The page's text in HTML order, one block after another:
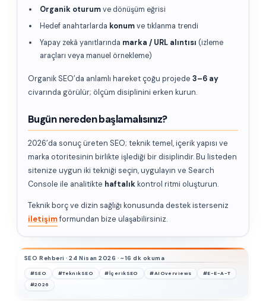
Organik oturumve dönüşüm eğrisi
Hedef anahtarlarda konumve tıklanma trendi
Yapay zekâ yanıtlarında marka / URL alıntısı (izleme
araçları veya manuel örnekleme)
Organik SEO’da anlamlı hareket çoğu projede 3–6 ay
civarında görülür; ölçüm disiplinini erken kurun.
Bugün nereden başlamalısınız?
2026’da sonuç üreten SEO; teknik temel, içerik yapısı ve
marka otoritesinin birlikte işlediği bir disiplindir. Bu listeden
sitenize uygun iki tekniği seçin, uygulayın ve Search
Console ile analitikte haftalıkkontrol ritmi oluşturun.
Teknik borç ve dizin sağlığı konusunda destek isterseniz
iletişimformundan bize ulaşabilirsiniz.
SEO Rehberi · 24 Nisan 2026 · ~16 dk okuma
#SEO #TeknikSEO #İçerikSEO #AIOverviews
#E-E-A-T
#2026